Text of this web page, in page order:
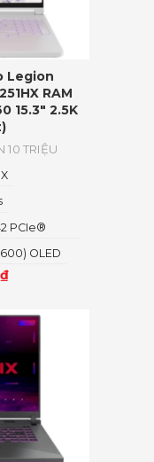
Legion
RAM
15.3″ 2.5K
10 TRIỆU
₫
OLED
PCIe®